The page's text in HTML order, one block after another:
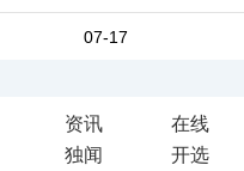
07-17
资讯
在线
独闻 开选